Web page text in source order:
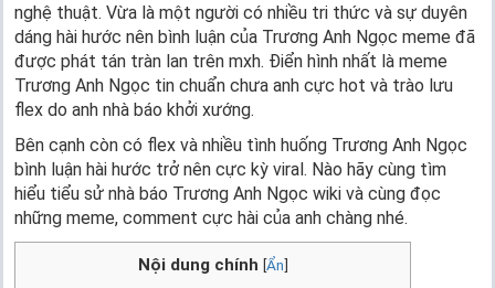
nghệ thuật. Vừa là một người có nhiều tri thức và sự duyên
dáng hài hước nên bình luận của Trương Anh Ngọc meme đã
được phát tán tràn lan trên mxh. Điển hình nhất là meme
Trương Anh Ngọc tin chuẩn chưa anh cực hot và trào lưu
flex do anh nhà báo khởi xướng.
Bên cạnh còn có flex và nhiều tình huống Trương Anh Ngọc
bình luận hài hước trở nên cực kỳ viral. Nào hãy cùng tìm
hiểu tiểu sử nhà báo Trương Anh Ngọc wiki và cùng đọc
những meme, comment cực hài của anh chàng nhé.
Nội dung chính [Ẩn]